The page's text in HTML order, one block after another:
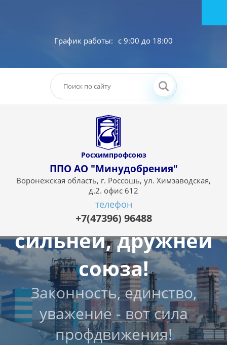
График работы: с 9:00 до 18:00
Росхимпрофсоюз
ППО АО "Минудобрения"
Воронежская область, г. Россошь, ул. Химзаводская,
д.2. офис 612
телефон
+7(47396) 96488
Будь в команде
профсоюза - нет
сильней, дружней
союза!
Законность, единство,
уважение - вот сила
профдвижения!